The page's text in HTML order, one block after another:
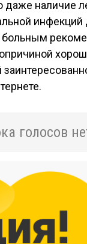
наличие
голосов